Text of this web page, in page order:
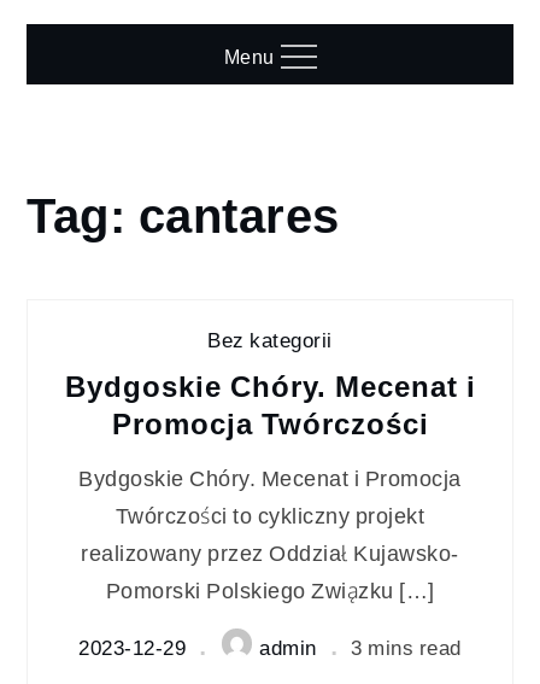
Menu
Home
Blog
Tag: cantares
Bez kategorii
Bydgoskie Chóry. Mecenat i
Promocja Twórczości
Bydgoskie Chóry. Mecenat i Promocja
Twórczości to cykliczny projekt
realizowany przez Oddział Kujawsko-
Pomorski Polskiego Związku […]
2023-12-29 admin 3 mins read